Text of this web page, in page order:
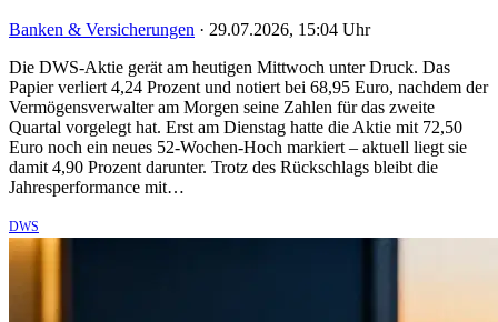
Banken & Versicherungen · 29.07.2026, 15:04 Uhr
Die DWS-Aktie gerät am heutigen Mittwoch unter Druck. Das
Papier verliert 4,24 Prozent und notiert bei 68,95 Euro, nachdem der
Vermögensverwalter am Morgen seine Zahlen für das zweite
Quartal vorgelegt hat. Erst am Dienstag hatte die Aktie mit 72,50
Euro noch ein neues 52-Wochen-Hoch markiert – aktuell liegt sie
damit 4,90 Prozent darunter. Trotz des Rückschlags bleibt die
Jahresperformance mit…
DWS